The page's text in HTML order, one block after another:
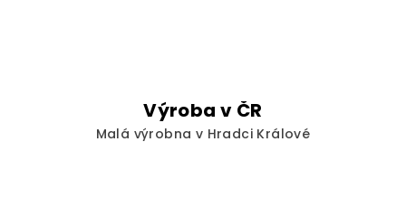
Výroba v ČR
Malá výrobna v Hradci Králové